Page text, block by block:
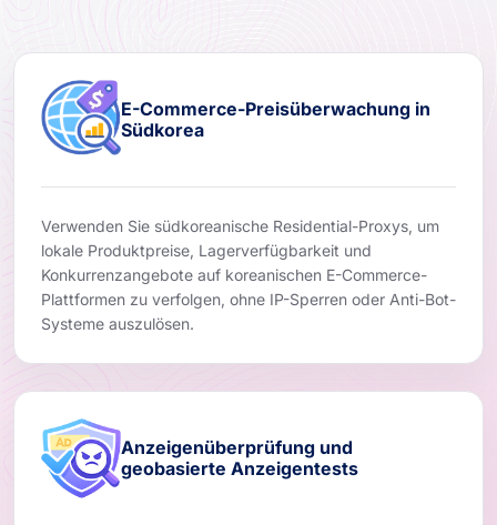
E-Commerce-Preisüberwachung in
Südkorea
Verwenden Sie südkoreanische Residential-Proxys, um
lokale Produktpreise, Lagerverfügbarkeit und
Konkurrenzangebote auf koreanischen E-Commerce-
Plattformen zu verfolgen, ohne IP-Sperren oder Anti-Bot-
Systeme auszulösen.
Anzeigenüberprüfung und
geobasierte Anzeigentests